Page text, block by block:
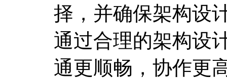
择，并确保架构设
通过合理的架构设
通更顺畅，协作更